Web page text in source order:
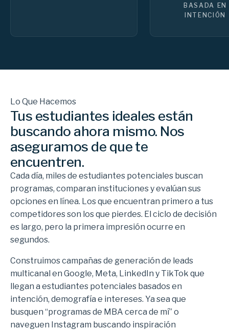
BASADA EN
INTENCIÓN
Lo Que Hacemos
Tus estudiantes ideales están
buscando ahora mismo. Nos
aseguramos de que te
encuentren.
Cada día, miles de estudiantes potenciales buscan
programas, comparan instituciones y evalúan sus
opciones en línea. Los que encuentran primero a tus
competidores son los que pierdes. El ciclo de decisión
es largo, pero la primera impresión ocurre en
segundos.
Construimos campañas de generación de leads
multicanal en Google, Meta, LinkedIn y TikTok que
llegan a estudiantes potenciales basados en
intención, demografía e intereses. Ya sea que
busquen “programas de MBA cerca de mí” o
naveguen Instagram buscando inspiración